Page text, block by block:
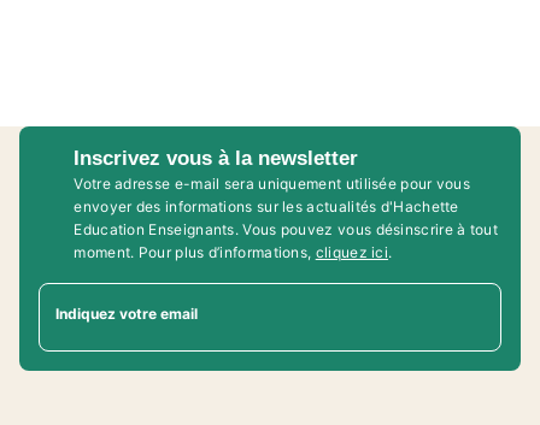
Inscrivez vous à la newsletter
Votre adresse e-mail sera uniquement utilisée pour vous
envoyer des informations sur les actualités d'Hachette
Education Enseignants. Vous pouvez vous désinscrire à tout
moment. Pour plus d’informations, cliquez ici.
Indiquez votre email